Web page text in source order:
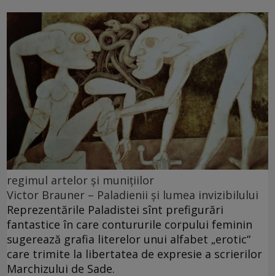
regimul artelor şi muniţiilor
Victor Brauner – Paladienii și lumea invizibilului
Reprezentările Paladistei sînt prefigurări
fantastice în care contururile corpului feminin
sugerează grafia literelor unui alfabet „erotic“
care trimite la libertatea de expresie a scrierilor
Marchizului de Sade.